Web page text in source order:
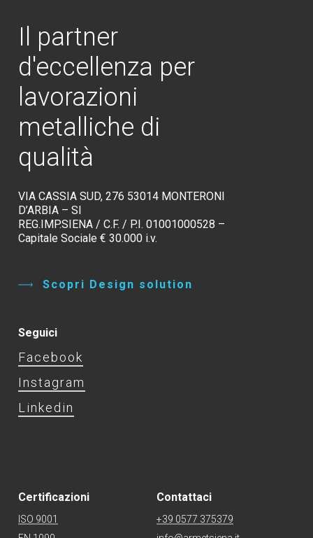
Il partner
d'eccellenza per
lavorazioni
metalliche di
qualità
VIA CASSIA SUD, 276 53014 MONTERONI
D’ARBIA – SI
REG.IMP.SIENA / C.F. / P.I. 01001000528 –
Capitale Sociale € 30.000 i.v.
Sco pr i D e s ig n s o lutio n
Seguici
Facebook
Instagram
Linkedin
Certificazioni
ISO 9001
Contattaci
+39 0577 375379